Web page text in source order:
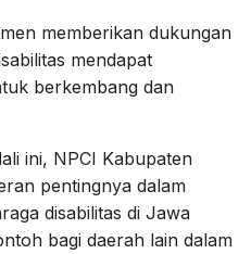
memberikan dukungan
mendapat
berkembang dan
ini, NPCI Kabupaten
pentingnya dalam
disabilitas di Jawa
bagi daerah lain dalam